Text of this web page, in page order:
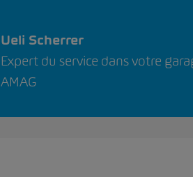
Ueli Scherrer
Expert du service dans votre
AMAG